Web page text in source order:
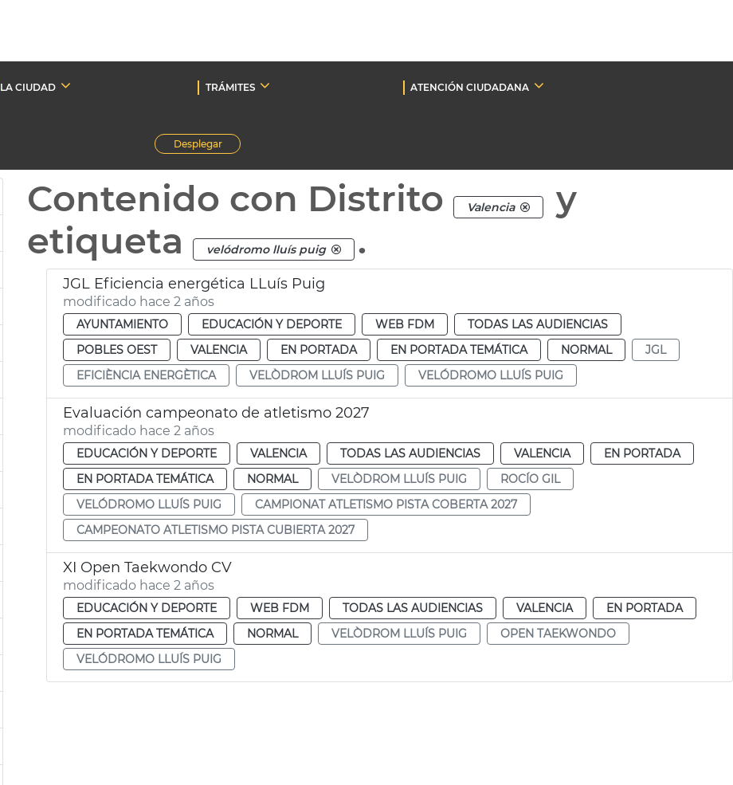
LA CIUDAD TRÁMITES
ATENCIÓN CIUDADANA
Desplegar
Contenido con Distrito Valencia
y
etiqueta
velódromo lluís puig .
JGL Eficiencia energética LLuís Puig
modificado hace 2 años
AYUNTAMIENTO EDUCACIÓN Y DEPORTE WEB FDM
TODAS LAS AUDIENCIAS
POBLES OEST
VALENCIA EN PORTADA EN PORTADA TEMÁTICA NORMAL
JGL
EFICIÈNCIA ENERGÈTICA
VELÒDROM LLUÍS PUIG VELÓDROMO LLUÍS PUIG
Evaluación campeonato de atletismo 2027
modificado hace 2 años
EDUCACIÓN Y DEPORTE VALENCIA TODAS LAS AUDIENCIAS VALENCIA
EN PORTADA
EN PORTADA TEMÁTICA
NORMAL VELÒDROM LLUÍS PUIG
ROCÍO GIL
VELÓDROMO LLUÍS PUIG
CAMPIONAT ATLETISMO PISTA COBERTA 2027
CAMPEONATO ATLETISMO PISTA CUBIERTA 2027
XI Open Taekwondo CV
modificado hace 2 años
EDUCACIÓN Y DEPORTE WEB FDM TODAS LAS AUDIENCIAS VALENCIA
EN PORTADA
EN PORTADA TEMÁTICA
NORMAL VELÒDROM LLUÍS PUIG
OPEN TAEKWONDO
VELÓDROMO LLUÍS PUIG